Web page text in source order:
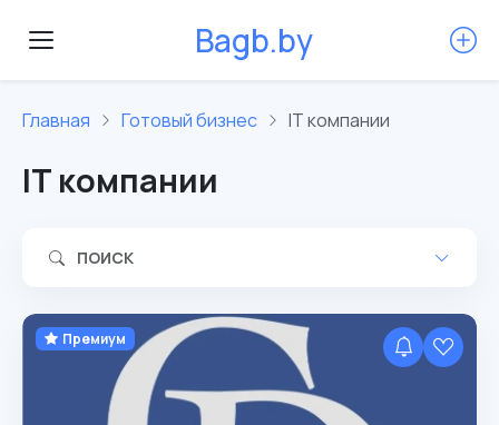
Bagb.by
Главная Готовый бизнес IT компании
IT компании
ПОИСК
Премиум